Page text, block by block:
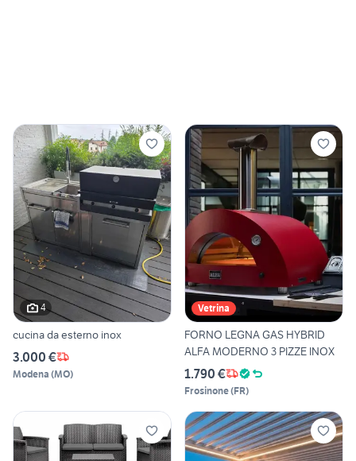
4
cucina da esterno inox
3.000 €
Modena (MO)
Vetrina
FORNO LEGNA GAS HYBRID
ALFA MODERNO 3 PIZZE INOX
1.790 €
Frosinone(FR)